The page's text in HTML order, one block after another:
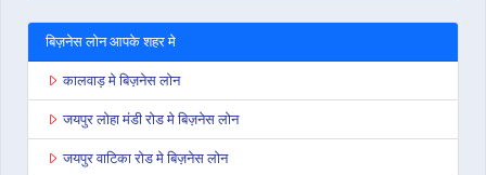
बिज़नेस लोन आपके शहर मे
कालवाड़ मे बिज़नेस लोन
जयपुर लोहा मंडी रोड मे बिज़नेस लोन
जयपुर वाटिका रोड मे बिज़नेस लोन